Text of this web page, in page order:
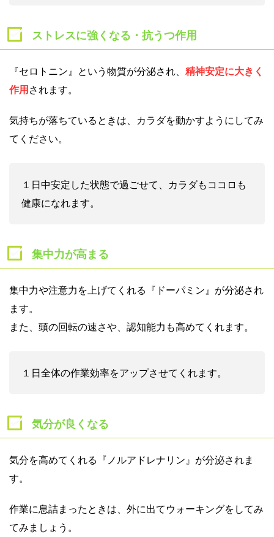
ストレスに強くなる・抗うつ作用
『セロトニン』という物質が分泌され、 精神安定に大きく
作用 されます。
気持ちが落ちているときは、カラダを動かすようにしてみ
てください。
１日中安定した状態で過ごせて、カラダもココロも
健康になれます。
集中力が高まる
集中力や注意力を上げてくれる『ドーパミン』が分泌され
ます。
また、頭の回転の速さや、認知能力も高めてくれます。
１日全体の作業効率をアップさせてくれます。
気分が良くなる
気分を高めてくれる『ノルアドレナリン』が分泌されま
す。
作業に息詰まったときは、外に出てウォーキングをしてみ
てみましょう。